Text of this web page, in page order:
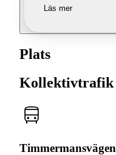
Läs mer
Plats
Kollektivtrafik
Timmermansvägen